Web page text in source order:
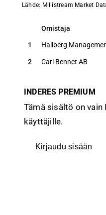
Lähde: Millistream Market
Omistaja
Omistaja
1 Hallberg
2 Carl Bennet AB
INDERES PREMIUM
Tämä sisältö on vain
käyttäjille.
Kirjaudu sisään